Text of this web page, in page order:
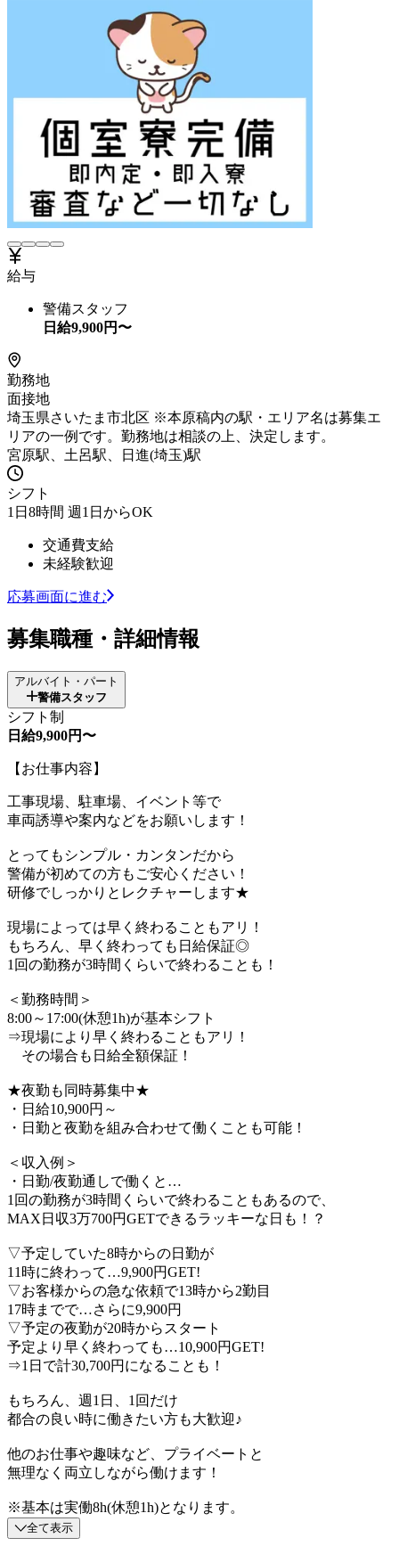
給与
警備スタッフ
日給9,900円〜
勤務地
面接地
埼玉県さいたま市北区 ※本原稿内の駅・エリア名は募集エ
リアの一例です。勤務地は相談の上、決定します。
宮原駅、土呂駅、日進(埼玉)駅
シフト
1日8時間 週1日からOK
交通費支給
未経験歓迎
応募画面に進む
募集職種・詳細情報
アルバイト・パート
警備スタッフ
シフト制
日給9,900円〜
【お仕事内容】
工事現場、駐車場、イベント等で
車両誘導や案内などをお願いします！
とってもシンプル・カンタンだから
警備が初めての方もご安心ください！
研修でしっかりとレクチャーします★
現場によっては早く終わることもアリ！
もちろん、早く終わっても日給保証◎
1回の勤務が3時間くらいで終わることも！
＜勤務時間＞
8:00～17:00(休憩1h)が基本シフト
⇒現場により早く終わることもアリ！
その場合も日給全額保証！
★夜勤も同時募集中★
・日給10,900円～
・日勤と夜勤を組み合わせて働くことも可能！
＜収入例＞
・日勤/夜勤通しで働くと…
1回の勤務が3時間くらいで終わることもあるので、
MAX日収3万700円GETできるラッキーな日も！？
▽予定していた8時からの日勤が
11時に終わって…9,900円GET!
▽お客様からの急な依頼で13時から2勤目
17時までで…さらに9,900円
▽予定の夜勤が20時からスタート
予定より早く終わっても…10,900円GET!
⇒1日で計30,700円になることも！
もちろん、週1日、1回だけ
都合の良い時に働きたい方も大歓迎♪
他のお仕事や趣味など、プライベートと
無理なく両立しながら働けます！
※基本は実働8h(休憩1h)となります。
全て表示